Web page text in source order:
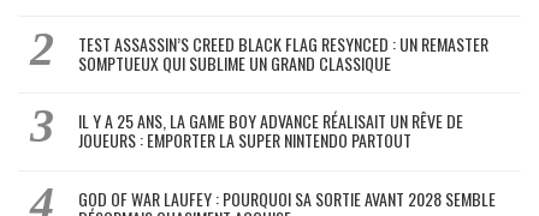
TEST ASSASSIN’S CREED BLACK FLAG RESYNCED : UN REMASTER
SOMPTUEUX QUI SUBLIME UN GRAND CLASSIQUE
IL Y A 25 ANS, LA GAME BOY ADVANCE RÉALISAIT UN RÊVE DE
JOUEURS : EMPORTER LA SUPER NINTENDO PARTOUT
GOD OF WAR LAUFEY : POURQUOI SA SORTIE AVANT 2028 SEMBLE